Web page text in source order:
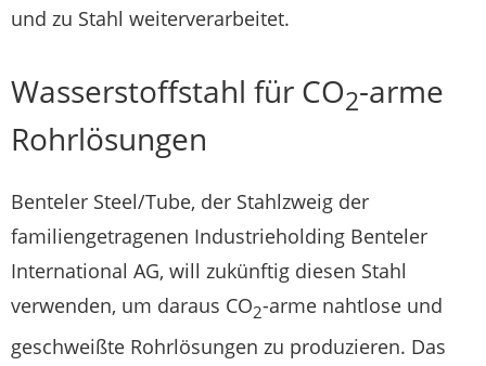
und zu Stahl weiterverarbeitet.
Wasserstoffstahl für CO2-arme
Rohrlösungen
Benteler Steel/Tube, der Stahlzweig der
familiengetragenen Industrieholding Benteler
International AG, will zukünftig diesen Stahl
verwenden, um daraus CO2-arme nahtlose und
geschweißte Rohrlösungen zu produzieren. Das